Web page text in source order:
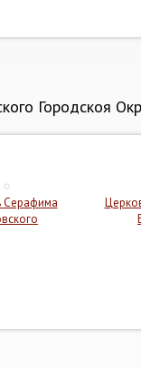
Городскоя
Серафима